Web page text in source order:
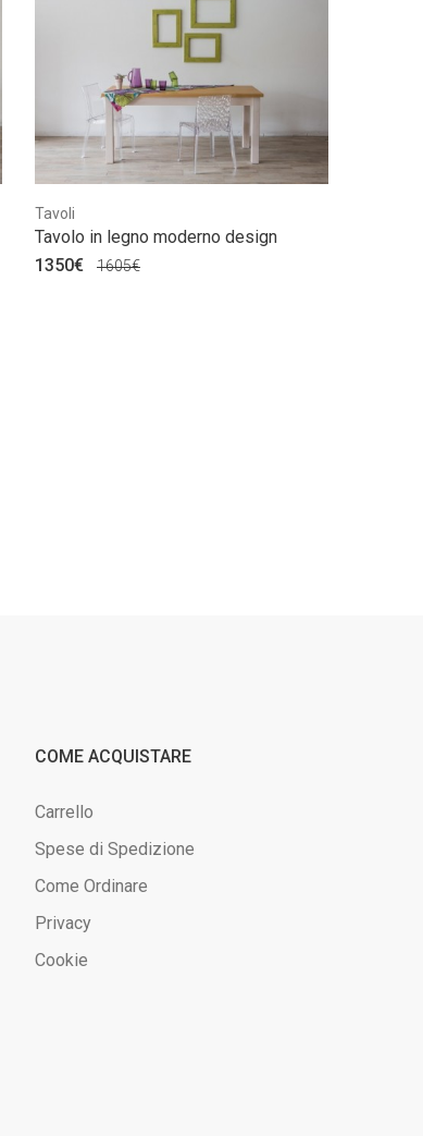
Tavoli
Tavolo in legno moderno design
1350€
1605€
COME ACQUISTARE
Carrello
Spese di Spedizione
Come Ordinare
Privacy
Cookie